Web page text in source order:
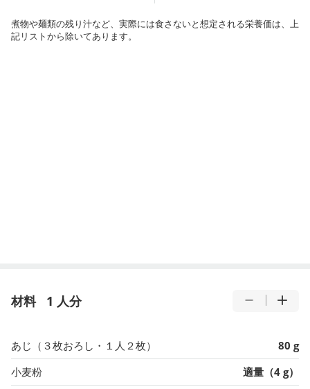
煮物や麺類の残り汁など、実際には食さないと想定される栄養価は、上
記リストから除いてあります。
材料 1 人分
あじ（３枚おろし・１人２枚）
80 g
小麦粉
適量（4 g）